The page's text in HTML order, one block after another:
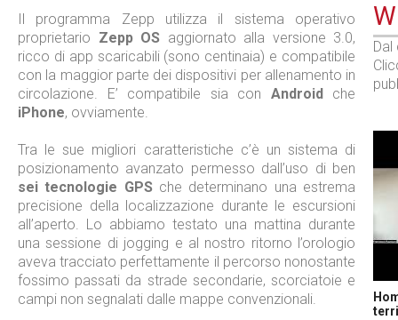
Il programma Zepp utilizza il sistema operativo
proprietario Zepp OS aggiornato alla versione 3.0,
ricco di app scaricabili (sono centinaia) e compatibile
con la maggior parte dei dispositivi per allenamento in
circolazione. E’ compatibile sia con Androidche
iPhone, ovviamente.
Tra le sue migliori caratteristiche c’è un sistema di
posizionamento avanzato permesso dall’uso di ben
sei tecnologie GPSche determinano una estrema
precisione della localizzazione durante le escursioni
all’aperto. Lo abbiamo testato una mattina durante
una sessione di jogging e al nostro ritorno l’orologio
aveva tracciato perfettamente il percorso nonostante
fossimo passati da strade secondarie, scorciatoie e
campi non segnalati dalle mappe convenzionali.